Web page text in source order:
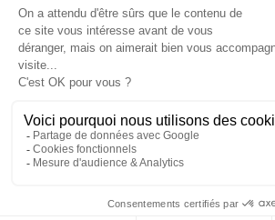
05 58 48 22 52
NUESTRAS IDEAS DE
NUESTROS ALOJAMIENTOS